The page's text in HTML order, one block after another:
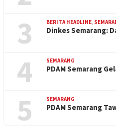
3 BERITA HEADLINE
Dinkes Semarang:
4 SEMARANG
PDAM Semarang
5 SEMARANG
PDAM Semarang